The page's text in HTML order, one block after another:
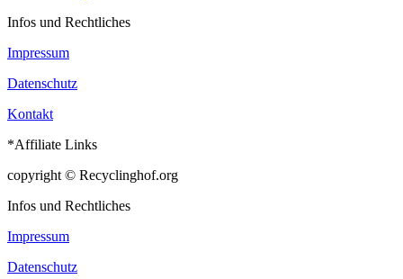
Infos und Rechtliches
Impressum
Datenschutz
Kontakt
*Affiliate Links
copyright © Recyclinghof.org
Infos und Rechtliches
Impressum
Datenschutz